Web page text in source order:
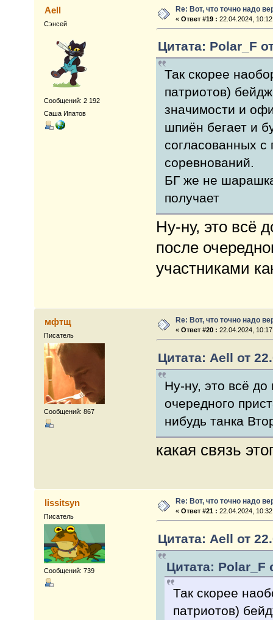
Aell
Сэнсей
Сообщений: 2 192
Саша Ипатов
Re: Вот, что точно надо
«Ответ #19 : 22.04.2024,
Цитата: Polar_F
Так скорее
патриотов)
значимости и
шпиён бегает и
согласованных
соревнований.
БГ же не
получает
Ну-ну, это всё
после
участниками
мфтщ
Писатель
Сообщений: 867
Re: Вот, что точно надо
«Ответ #20 : 22.04.2024,
Цитата: Aell от
Ну-ну, это всё
очередного
нибудь танка
какая связь
lissitsyn
Писатель
Сообщений: 739
Re: Вот, что точно надо
«Ответ #21 : 22.04.2024,
Цитата: Aell от
Цитата: Polar_F
Так скорее
патриотов)